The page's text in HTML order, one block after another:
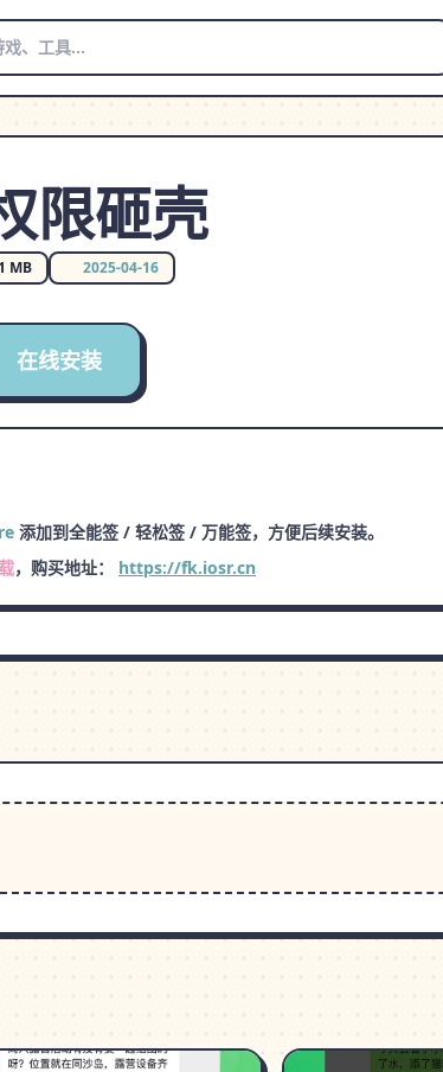
限砸壳
MB 2025-04-16
在线安装
添加到全能签 / 轻松签 / 万能签，方便后续安装。
，购买地址： https://fk.iosr.cn